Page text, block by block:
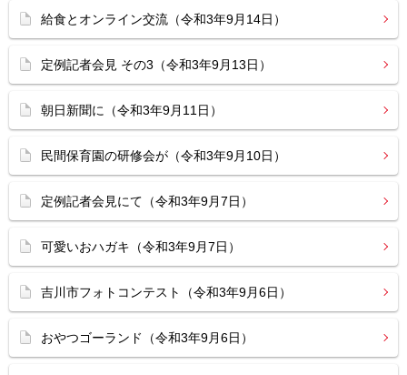
給食とオンライン交流（令和3年9月14日）
定例記者会見 その3（令和3年9月13日）
朝日新聞に（令和3年9月11日）
民間保育園の研修会が（令和3年9月10日）
定例記者会見にて（令和3年9月7日）
可愛いおハガキ（令和3年9月7日）
吉川市フォトコンテスト（令和3年9月6日）
おやつゴーランド（令和3年9月6日）